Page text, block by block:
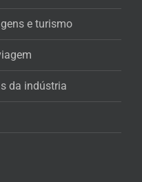
e turismo
da indústria